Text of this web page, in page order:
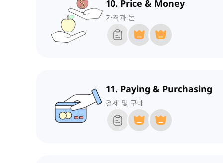
10. Price & Money
가격과 돈
11. Paying & Purchasing
결제 및 구매